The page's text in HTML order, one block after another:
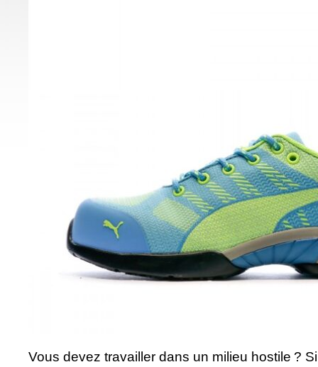
Vous devez travailler dans un milieu hostile ?